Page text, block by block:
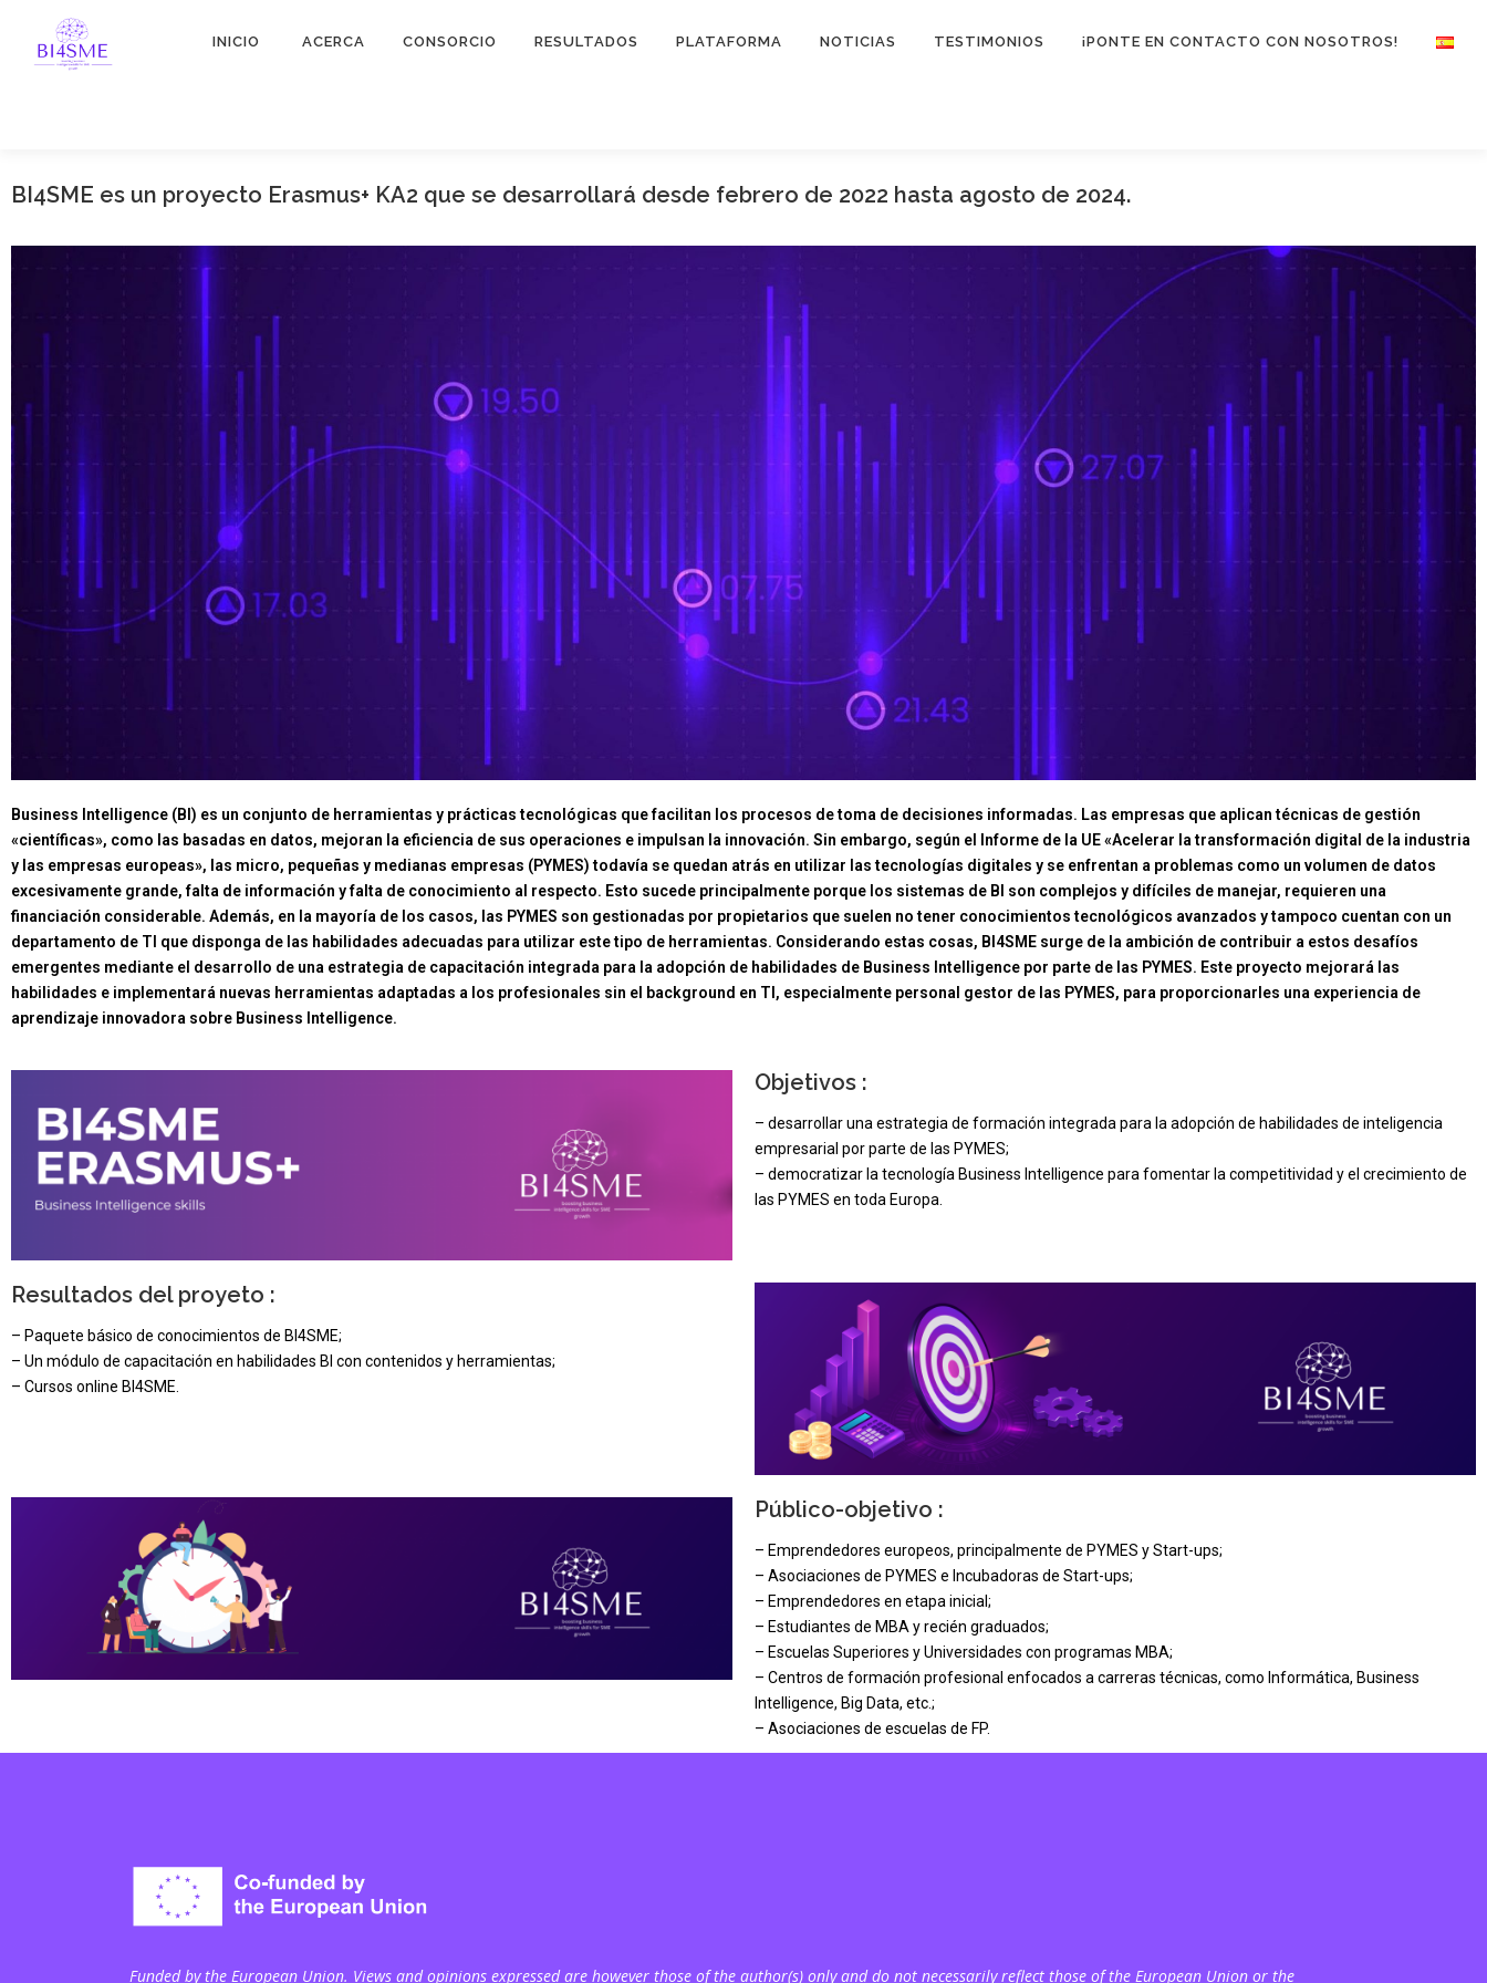
INICIO ACERCA CONSORCIO RESULTADOS PLATAFORMA NOTICIAS TESTIMONIOS ¡PONTE EN CONTACTO CON NOSOTROS!
BI4SME es un proyecto Erasmus+ KA2 que se desarrollará desde febrero de 2022 hasta agosto de 2024.
Business Intelligence (BI) es un conjunto de herramientas y prácticas tecnológicas que facilitan los procesos de toma de decisiones informadas. Las empresas que aplican técnicas de gestión
«científicas», como las basadas en datos, mejoran la eficiencia de sus operaciones e impulsan la innovación. Sin embargo, según el Informe de la UE «Acelerar la transformación digital de la industria
y las empresas europeas», las micro, pequeñas y medianas empresas (PYMES) todavía se quedan atrás en utilizar las tecnologías digitales y se enfrentan a problemas como un volumen de datos
excesivamente grande, falta de información y falta de conocimiento al respecto. Esto sucede principalmente porque los sistemas de BI son complejos y difíciles de manejar, requieren una
financiación considerable. Además, en la mayoría de los casos, las PYMES son gestionadas por propietarios que suelen no tener conocimientos tecnológicos avanzados y tampoco cuentan con un
departamento de TI que disponga de las habilidades adecuadas para utilizar este tipo de herramientas. Considerando estas cosas, BI4SME surge de la ambición de contribuir a estos desafíos
emergentes mediante el desarrollo de una estrategia de capacitación integrada para la adopción de habilidades de Business Intelligence por parte de las PYMES. Este proyecto mejorará las
habilidades e implementará nuevas herramientas adaptadas a los profesionales sin el background en TI, especialmente personal gestor de las PYMES, para proporcionarles una experiencia de
aprendizaje innovadora sobre Business Intelligence.
Objetivos :
– desarrollar una estrategia de formación integrada para la adopción de habilidades de inteligencia
empresarial por parte de las PYMES;
– democratizar la tecnología Business Intelligence para fomentar la competitividad y el crecimiento de
las PYMES en toda Europa.
Resultados del proyeto :
– Paquete básico de conocimientos de BI4SME;
– Un módulo de capacitación en habilidades BI con contenidos y herramientas;
– Cursos online BI4SME.
Público-objetivo :
– Emprendedores europeos, principalmente de PYMES y Start-ups;
– Asociaciones de PYMES e Incubadoras de Start-ups;
– Emprendedores en etapa inicial;
– Estudiantes de MBA y recién graduados;
– Escuelas Superiores y Universidades con programas MBA;
– Centros de formación profesional enfocados a carreras técnicas, como Informática, Business
Intelligence, Big Data, etc.;
– Asociaciones de escuelas de FP.
Funded by the European Union. Views and opinions expressed are however those of the author(s) only and do not necessarily reflect those of the European Union or the